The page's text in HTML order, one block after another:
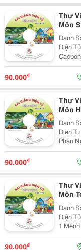
Thư
Môn
Danh
Điện Tử Sinh
Nhân
Nhân
90.000₫
Thư
Môn
Danh
Dien Tu Hoa 10 Stt Bài/
Phân
Tiết 13
Hoàn
90.000₫
Thư
Môn
Danh
Điện Tử Lớp 10
1
Vecto
(2) 4
90.000₫